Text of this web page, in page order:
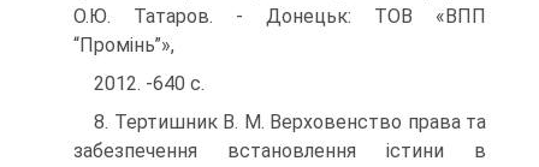
О.Ю. Татаров. - Донецьк: TOB «ВПП
“Промінь”»,
2012. -640 с.
8. Тертишник В. М. Верховенство права та
забезпечення вста­новлення істини в